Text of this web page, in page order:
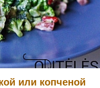
или копченой